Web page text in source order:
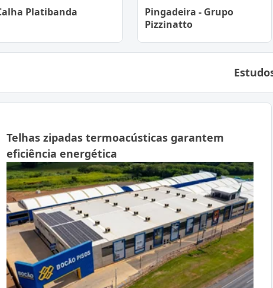
Platibanda
Pingadeira - Grupo
Pizzinatto
Telhas zipadas termoacústicas garantem
eficiência energética